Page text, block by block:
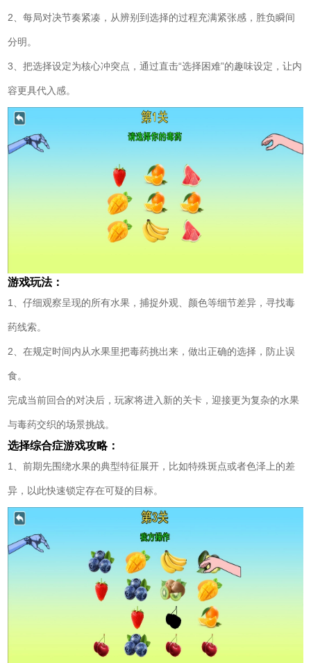
2、每局对决节奏紧凑，从辨别到选择的过程充满紧张感，胜负瞬间
分明。
3、把选择设定为核心冲突点，通过直击“选择困难”的趣味设定，让内
容更具代入感。
游戏玩法：
1、仔细观察呈现的所有水果，捕捉外观、颜色等细节差异，寻找毒
药线索。
2、在规定时间内从水果里把毒药挑出来，做出正确的选择，防止误
食。
完成当前回合的对决后，玩家将进入新的关卡，迎接更为复杂的水果
与毒药交织的场景挑战。
选择综合症游戏攻略：
1、前期先围绕水果的典型特征展开，比如特殊斑点或者色泽上的差
异，以此快速锁定存在可疑的目标。